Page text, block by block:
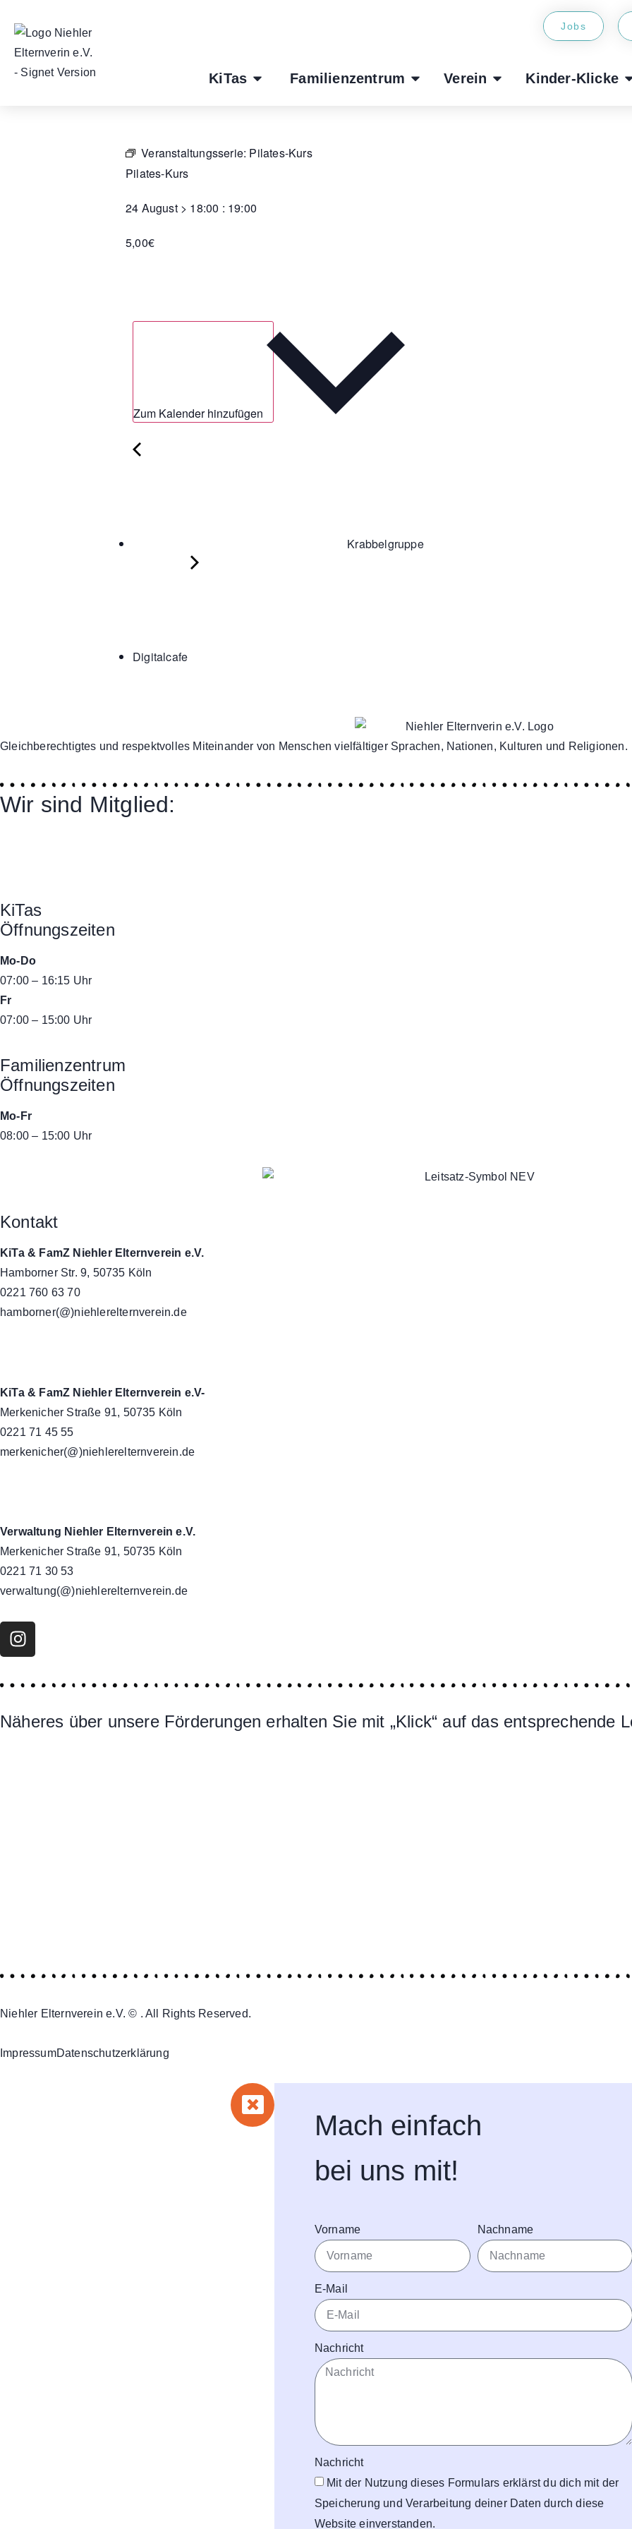
Jobs
KiTas Familienzentrum Verein Kinder-Klicke
Veranstaltungsserie: Pilates-Kurs
Pilates-Kurs
24 August > 18:00 : 19:00
5,00€
Zum Kalender hinzufügen
Krabbelgruppe
Digitalcafe
Gleichberechtigtes und respektvolles Miteinander von Menschen vielfältiger Sprachen, Nationen, Kulturen und Religionen.
Wir sind Mitglied:
KiTas
Öffnungszeiten
Mo-Do
07:00 – 16:15 Uhr
Fr
07:00 – 15:00 Uhr
Familienzentrum
Öffnungszeiten
Mo-Fr
08:00 – 15:00 Uhr
Kontakt
KiTa & FamZ Niehler Elternverein e.V.
Hamborner Str. 9, 50735 Köln
0221 760 63 70
hamborner(@)niehlerelternverein.de
KiTa & FamZ Niehler Elternverein e.V-
Merkenicher Straße 91, 50735 Köln
0221 71 45 55
merkenicher(@)niehlerelternverein.de
Verwaltung Niehler Elternverein e.V.
Merkenicher Straße 91, 50735 Köln
0221 71 30 53
verwaltung(@)niehlerelternverein.de
Näheres über unsere Förderungen erhalten Sie mit „Klick“ auf das entsprechende
Niehler Elternverein e.V. © . All Rights Reserved.
ImpressumDatenschutzerklärung
Mach einfach
bei uns mit!
Vorname Nachname
E-Mail
Nachricht
Nachricht
Mit der Nutzung dieses Formulars erklärst du dich mit der
Speicherung und Verarbeitung deiner Daten durch diese
Website einverstanden.